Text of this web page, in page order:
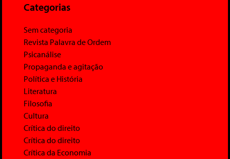
Categorias
Sem categoria
Revista Palavra de Ordem
Psicanálise
Propaganda e agitação
Política e História
Literatura
Filosofia
Cultura
Crítica do direito
Crítica do direito
Crítica da Economia